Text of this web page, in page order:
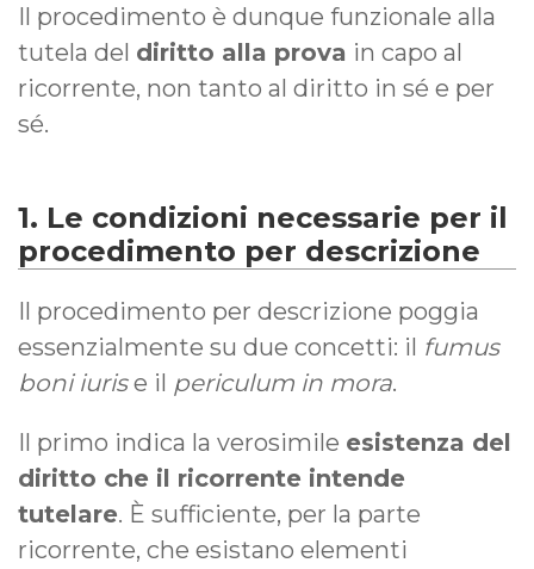
Il procedimento è dunque funzionale alla
tutela del diritto alla prova in capo al
ricorrente, non tanto al diritto in sé e per
sé.
1. Le condizioni necessarie per il
procedimento per descrizione
Il procedimento per descrizione poggia
essenzialmente su due concetti: il fumus
boni iurise il periculum in mora.
Il primo indica la verosimile esistenza del
diritto che il ricorrente intende
tutelare. È sufficiente, per la parte
ricorrente, che esistano elementi